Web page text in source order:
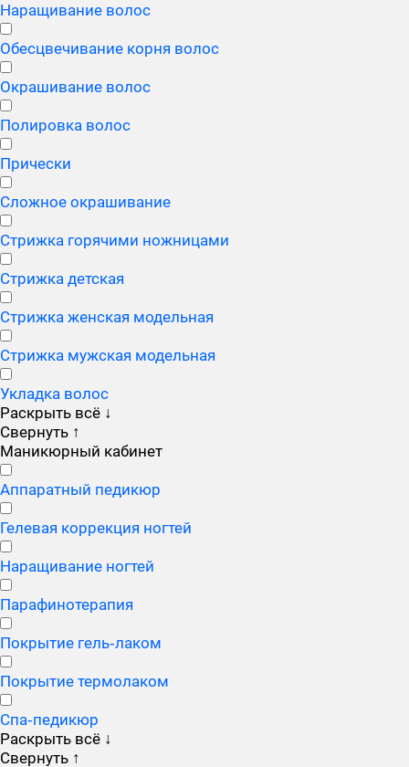
Наращивание волос
Обесцвечивание корня волос
Окрашивание волос
Полировка волос
Прически
Сложное окрашивание
Стрижка горячими ножницами
Стрижка детская
Стрижка женская модельная
Стрижка мужская модельная
Укладка волос
Раскрыть всё ↓
Свернуть ↑
Маникюрный кабинет
Аппаратный педикюр
Гелевая коррекция ногтей
Наращивание ногтей
Парафинотерапия
Покрытие гель‑лаком
Покрытие термолаком
Спа‑педикюр
Раскрыть всё ↓
Свернуть ↑